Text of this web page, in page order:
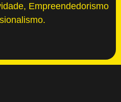
Empreendedorismo